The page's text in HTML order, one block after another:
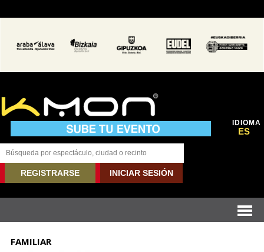
IDIOMA
ES
REGISTRARSE INICIAR SESIÓN
FAMILIAR